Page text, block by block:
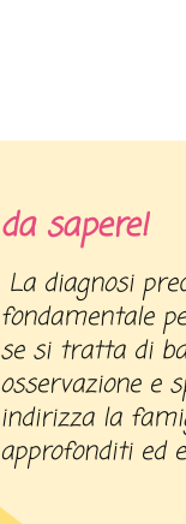
da sapere!
La diagnosi precoce del diabete è
fondamentale
se si tratta di
osservazione e
indirizza la
approfonditi ed